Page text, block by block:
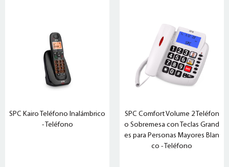
SPC Kairo Teléfono Inalámbrico
- Teléfono
SPC Comfort Volume 2 Teléfon
o Sobremesa con Teclas Grand
es para Personas Mayores Blan
co - Teléfono